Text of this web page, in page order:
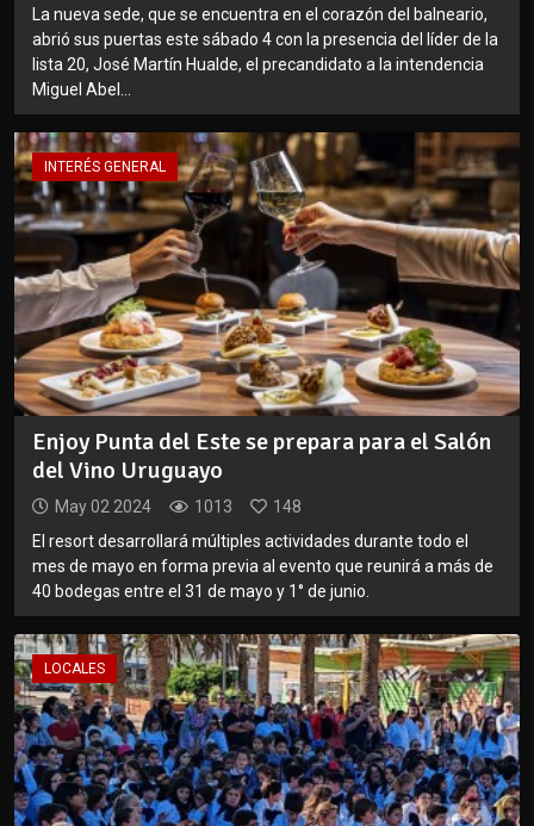
La nueva sede, que se encuentra en el corazón del balneario,
abrió sus puertas este sábado 4 con la presencia del líder de la
lista 20, José Martín Hualde, el precandidato a la intendencia
Miguel Abel...
INTERÉS GENERAL
Enjoy Punta del Este se prepara para el Salón
del Vino Uruguayo
May 02 2024 1013
148
El resort desarrollará múltiples actividades durante todo el
mes de mayo en forma previa al evento que reunirá a más de
40 bodegas entre el 31 de mayo y 1° de junio.
LOCALES